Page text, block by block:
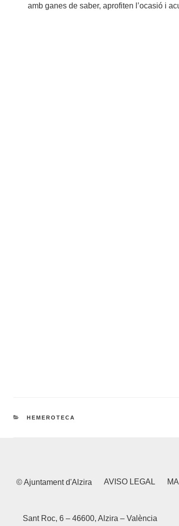
amb ganes de saber, aprofiten l’ocasió i
CATEGORIES
HEMEROTECA
© Ajuntament d'Alzira AVISO LEGAL
Sant Roc, 6 – 46600, Alzira – València